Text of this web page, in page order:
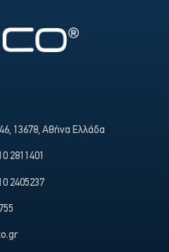
13678, Αθήνα Ελλάδα
2811401
2405237